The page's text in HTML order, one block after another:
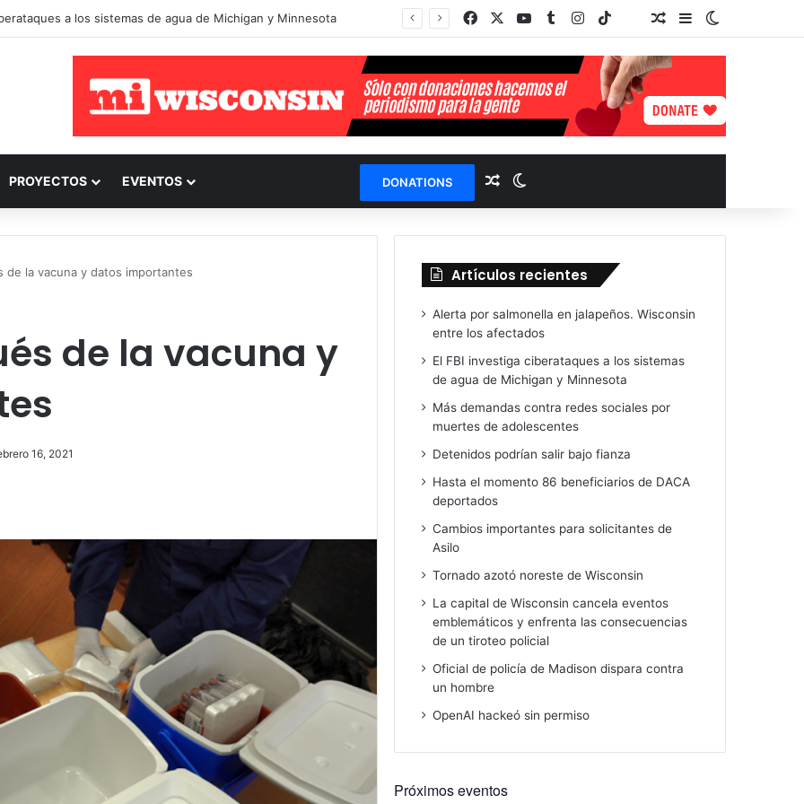
a los sistemas de agua de Michigan y Minnesota Facebook YouTubeTumblrInstagram
TikTok
TikTok
Random Article
Sidebar
PROYECTOS EVENTOS DONATIONS Random Article
de la vacuna y datos importantes
de la vacuna y
16, 2021
Artículos recientes
Alerta por salmonella en jalapeños. Wisconsin
entre los afectados
El FBI investiga ciberataques a los sistemas
de agua de Michigan y Minnesota
Más demandas contra redes sociales por
muertes de adolescentes
Detenidos podrían salir bajo fianza
Hasta el momento 86 beneficiarios de DACA
deportados
Cambios importantes para solicitantes de
Asilo
Tornado azotó noreste de Wisconsin
La capital de Wisconsin cancela eventos
emblemáticos y enfrenta las consecuencias
de un tiroteo policial
Oficial de policía de Madison dispara contra
un hombre
OpenAI hackeó sin permiso
Próximos eventos